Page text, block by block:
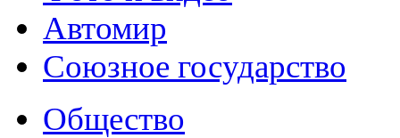
Автомир
Союзное государство
Общество